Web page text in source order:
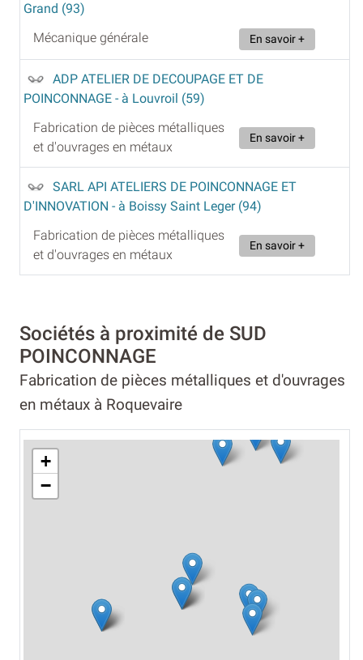
Grand (93)
Mécanique générale
En savoir +
ADP ATELIER DE DECOUPAGE ET DE
POINCONNAGE - à Louvroil (59)
Fabrication de pièces métalliques
et d'ouvrages en métaux
En savoir +
SARL API ATELIERS DE POINCONNAGE ET
D'INNOVATION - à Boissy Saint Leger (94)
Fabrication de pièces métalliques
et d'ouvrages en métaux
En savoir +
Sociétés à proximité de SUD
POINCONNAGE
Fabrication de pièces métalliques et d'ouvrages
en métaux à Roquevaire
+
−